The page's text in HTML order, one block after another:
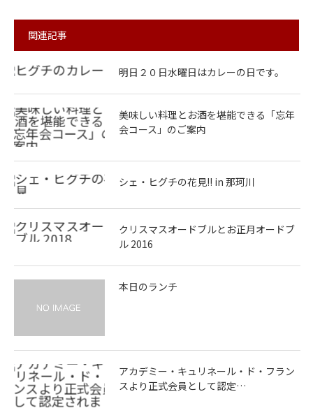
関連記事
明日２０日水曜日はカレーの日です。
美味しい料理とお酒を堪能できる「忘年
会コース」のご案内
シェ・ヒグチの花見!! in 那珂川
クリスマスオードブルとお正月オードブ
ル 2016
本日のランチ
アカデミー・キュリネール・ド・フラン
スより正式会員として認定…